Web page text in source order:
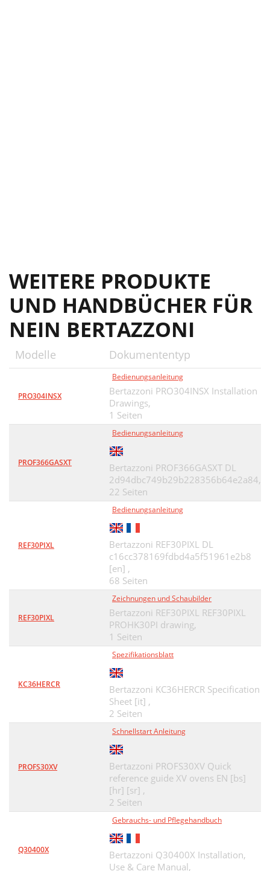
WEITERE PRODUKTE
UND HANDBÜCHER FÜR
NEIN BERTAZZONI
Modelle Dokumententyp
PRO304INSX
Bedienungsanleitung
Bertazzoni PRO304INSX Installation
Drawings,
1 Seiten
PROF366GASXT
Bedienungsanleitung
Bertazzoni PROF366GASXT DL
2d94dbc749b29b228356b64e2a84,
22 Seiten
REF30PIXL
Bedienungsanleitung
Bertazzoni REF30PIXL DL
c16cc378169fdbd4a5f51961e2b8
[en] ,
68 Seiten
REF30PIXL
Zeichnungen und Schaubilder
Bertazzoni REF30PIXL REF30PIXL
PROHK30PI drawing,
1 Seiten
KC36HERCR
Spezifikationsblatt
Bertazzoni KC36HERCR Specification
Sheet [it] ,
2 Seiten
PROFS30XV
Schnellstart Anleitung
Bertazzoni PROFS30XV Quick
reference guide XV ovens EN [bs]
[hr] [sr] ,
2 Seiten
Q30400X
Gebrauchs- und Pflegehandbuch
Bertazzoni Q30400X Installation,
Use & Care Manual,